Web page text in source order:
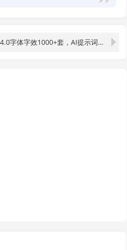
最新即梦豆包4.0字体字效1000+套，AI提示词prompt，轻松生成绝美艺术字体效果